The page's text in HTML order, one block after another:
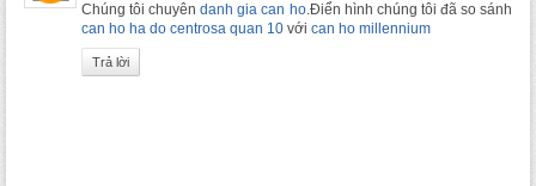
Chúng tôi chuyêndanh gia can ho.Điển hình chúng tôi đã so sánh
can ho ha do centrosa quan 10 với can ho millennium
Trả lời